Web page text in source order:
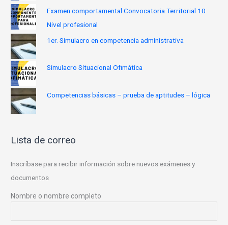
Examen comportamental Convocatoria Territorial 10
Nivel profesional
1er. Simulacro en competencia administrativa
Simulacro Situacional Ofimática
Competencias básicas – prueba de aptitudes – lógica
Lista de correo
Inscríbase para recibir información sobre nuevos exámenes y
documentos
Nombre o nombre completo